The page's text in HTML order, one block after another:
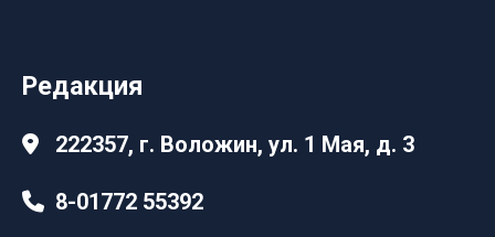
Редакция
222357, г. Воложин, ул. 1 Мая, д. 3
8-01772 55392